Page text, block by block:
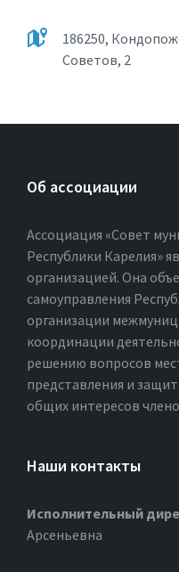
186250,
Советов, 2
Об ассоциации
Ассоциация «Совет
Республики Карелия»
организацией. Она
самоуправления
организации
координации
решению вопросов
представления и
общих интересов
Наши контакты
Исполнительный
Арсеньевна